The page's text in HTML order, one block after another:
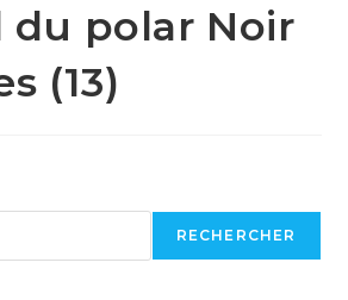
du polar Noir
(13)
RECHERCHER